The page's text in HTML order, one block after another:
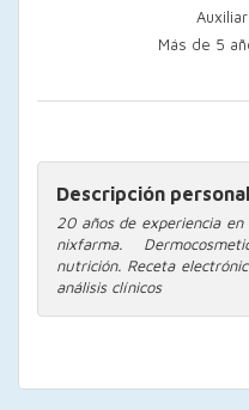
Más de 5
Descripción personal
20 años de experiencia
nixfarma.
nutrición. Receta
análisis clínicos